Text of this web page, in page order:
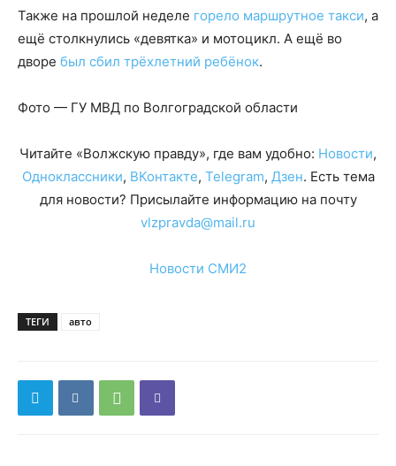
Также на прошлой неделе горело маршрутное такси, а
ещё столкнулись «девятка» и мотоцикл. А ещё во
дворе был сбил трёхлетний ребёнок.
Фото — ГУ МВД по Волгоградской области
Читайте «Волжскую правду», где вам удобно: Новости,
Одноклассники, ВКонтакте, Telegram, Дзен. Есть тема
для новости? Присылайте информацию на почту
vlzpravda@mail.ru
Новости СМИ2
ТЕГИ авто